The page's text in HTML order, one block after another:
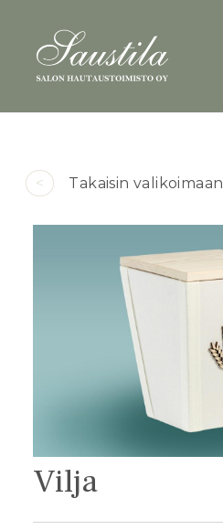
Päävalikko
< Takaisin valikoimaan
Vilja